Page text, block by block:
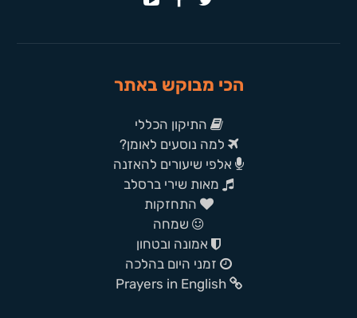
הכי מבוקש באתר
התיקון הכללי
למה נוסעים לאומן?
אלפי שיעורים להאזנה
מאות שירי ברסלב
התחזקות
שמחה
אמונה ובטחון
זמני היום בהלכה
Prayers in English